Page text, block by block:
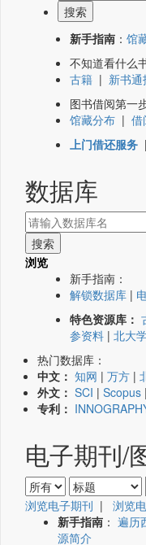
新手指南 ： 馆
不知道看什么
古籍 | 新书通
图书借阅第一
馆藏分布 | 借
上门借还服务 |
数据库
浏览
新手指南：
解锁数据库 |
特色资源库：
参资料 | 北大
热门数据库：
中文： 知网 | 万方 |
外文： SCI | Scopus |
专利：
电子期刊/
浏览电子期刊 | 浏览
新手指南 ： 遍历
源简介